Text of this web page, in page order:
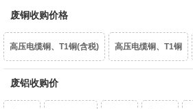
废铜收购价格
高压电缆铜、T1铜(含税) 高压电缆铜、T1铜
单线光亮铜
废铝收购价